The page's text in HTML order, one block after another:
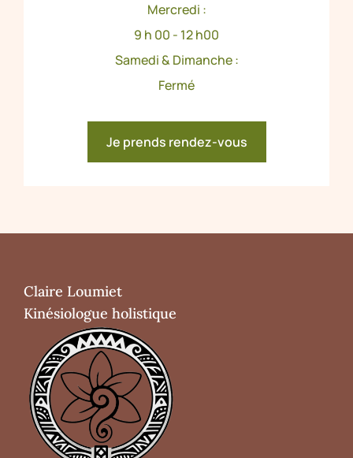
Mercredi :
9 h 00 - 12 h00
Samedi & Dimanche :
Fermé
Je prends rendez-vous
Claire Loumiet
Kinésiologue holistique